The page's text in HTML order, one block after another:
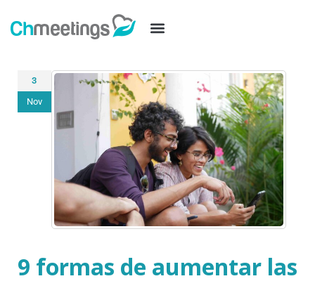
3
Nov
9 formas de aumentar las